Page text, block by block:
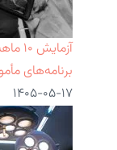
برنامه‌های
۱۴۰۵-۰۵-۱۷